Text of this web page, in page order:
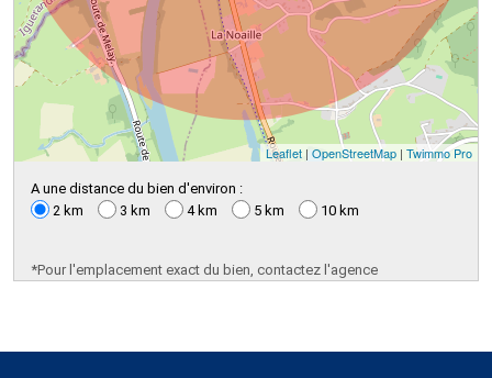
Leaflet | OpenStreetMap | Twimmo Pro
A une distance du bien d'environ :
2 km
3 km 4 km 5 km 10 km
*Pour l'emplacement exact du bien, contactez l'agence